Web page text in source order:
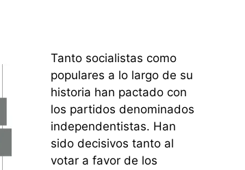
Tanto socialistas como
populares a lo largo de su
historia han pactado con
los partidos denominados
independentistas. Han
sido decisivos tanto al
votar a favor de los